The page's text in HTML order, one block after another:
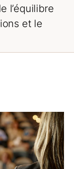
l’équilibre
et le